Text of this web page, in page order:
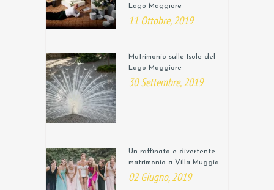
Lago Maggiore
11 Ottobre, 2019
Matrimonio sulle Isole del
Lago Maggiore
30 Settembre, 2019
Un raffinato e divertente
matrimonio a Villa Muggia
02 Giugno, 2019